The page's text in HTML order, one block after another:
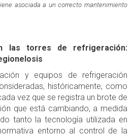
asociada a un correcto mantenimiento
las torres de refrigeración:
y equipos de refrigeración
históricamente, como
vez que se registra un brote de
que está cambiando, a medida
tanto la tecnología utilizada en
entorno al control de la